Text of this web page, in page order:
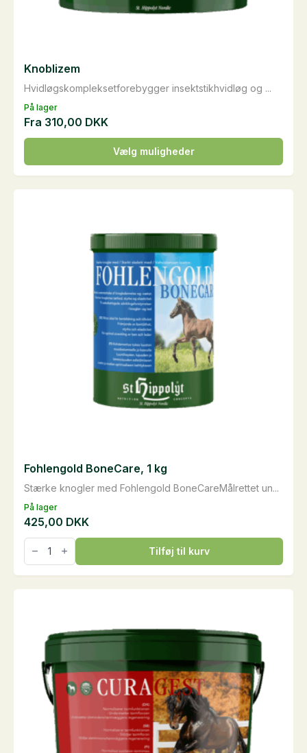
På lager
Hvidløgskompleksetforebygger insektstikhvidløg og ...
Knoblizem
Fra 310,00 DKK
Vælg muligheder
Dette
vare
har
Mulighederne
På lager
Stærke knogler med Fohlengold BoneCareMålrettet un...
Fohlengold BoneCare, 1 kg
425,00 DKK
Fohlengold
BoneCare,
1
kg
Tilføj til kurv